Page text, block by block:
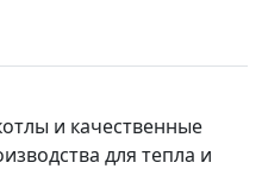
и качественные
для тепла и